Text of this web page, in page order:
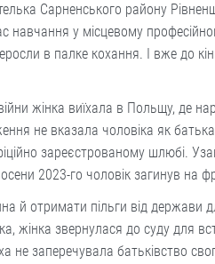
Сарненського району
навчання у місцевому
в палке кохання. І вже до
жінка виїхала в Польщу, де
не вказала чоловіка як
зареєстрованому шлюбі.
2023-го чоловік загинув на
й отримати пільги від держави
жінка звернулася до суду для
не заперечувала батьківство